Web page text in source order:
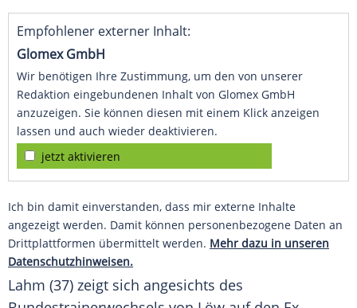
Empfohlener externer Inhalt:
Glomex GmbH
Wir benötigen Ihre Zustimmung, um den von unserer
Redaktion eingebundenen Inhalt von Glomex GmbH
anzuzeigen. Sie können diesen mit einem Klick anzeigen
lassen und auch wieder deaktivieren.
jetzt aktivieren
Ich bin damit einverstanden, dass mir externe Inhalte
angezeigt werden. Damit können personenbezogene Daten an
Drittplattformen übermittelt werden. Mehr dazu in unseren
Datenschutzhinweisen.
Lahm (37) zeigt sich angesichts des